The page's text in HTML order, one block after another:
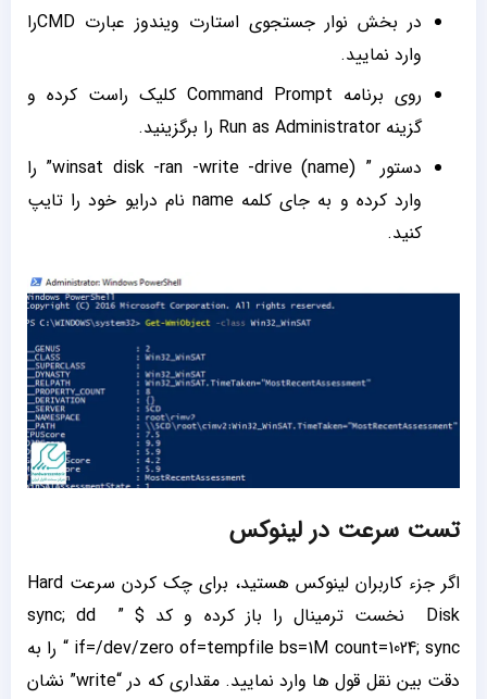
در بخش نوار جستجوی استارت ویندوز عبارت CMDرا
وارد نمایید.
روی برنامه Command Prompt کلیک راست کرده و
گزینه Run as Administrator را برگزینید.
دستور ” winsat disk -ran -write -drive (name)” را
وارد کرده و به جای کلمه name نام درایو خود را تایپ
کنید.
تست سرعت در لینوکس
اگر جزء کاربران لینوکس هستید، برای چک کردن سرعت Hard
Disk نخست ترمینال را باز کرده و کد $ ” sync; dd
if=/dev/zero of=tempfile bs=1M count=1024; sync “ را به
دقت بین نقل قول ها وارد نمایید. مقداری که در “write” نشان